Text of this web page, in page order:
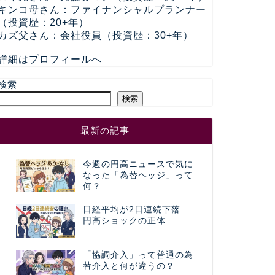
ンコ母さん：ファイナンシャルプランナー
投資歴：20+年）
ズ父さん：会社役員（投資歴：30+年）
細はプロフィールへ
索
検索
最新の記事
今週の円高ニュースで気に
なった「為替ヘッジ」って
何？
日経平均が2日連続下落…
円高ショックの正体
「協調介入」って普通の為
替介入と何が違うの？